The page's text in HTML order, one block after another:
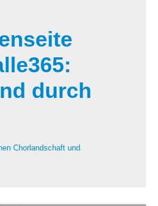
durch
Chorlandschaft und